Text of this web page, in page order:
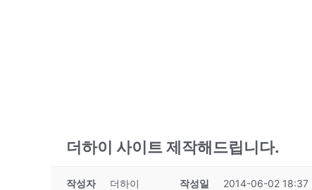
더하이 사이트 제작해드립니다.
작성자 더하이 작성일 2014-06-02 18:37